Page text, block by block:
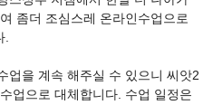
좀더 조심스레 온라인수업으로
업을 계속 해주실 수 있으니 씨앗2
업으로 대체합니다. 수업 일정은